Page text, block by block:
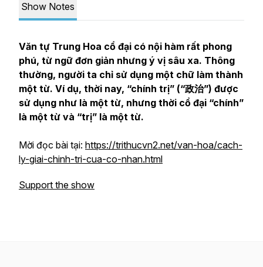
Show Notes
Văn tự Trung Hoa cổ đại có nội hàm rất phong
phú, từ ngữ đơn giản nhưng ý vị sâu xa. Thông
thường, người ta chỉ sử dụng một chữ làm thành
một từ. Ví dụ, thời nay, “chính trị” (“政治”) được
sử dụng như là một từ, nhưng thời cổ đại “chính”
là một từ và “trị” là một từ.
Mời đọc bài tại: https://trithucvn2.net/van-hoa/cach-
ly-giai-chinh-tri-cua-co-nhan.html
Support the show